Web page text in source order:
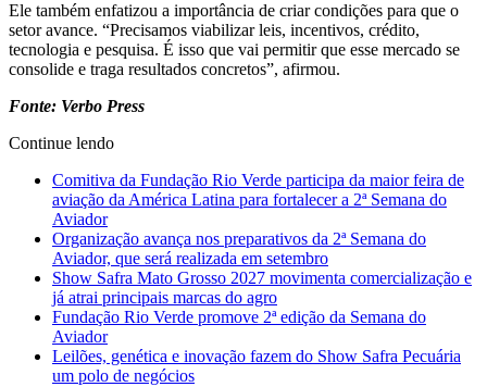
Ele também enfatizou a importância de criar condições para que o
setor avance. “Precisamos viabilizar leis, incentivos, crédito,
tecnologia e pesquisa. É isso que vai permitir que esse mercado se
consolide e traga resultados concretos”, afirmou.
Fonte: Verbo Press
Continue lendo
Comitiva da Fundação Rio Verde participa da maior feira de
aviação da América Latina para fortalecer a 2ª Semana do
Aviador
Organização avança nos preparativos da 2ª Semana do
Aviador, que será realizada em setembro
Show Safra Mato Grosso 2027 movimenta comercialização e
já atrai principais marcas do agro
Fundação Rio Verde promove 2ª edição da Semana do
Aviador
Leilões, genética e inovação fazem do Show Safra Pecuária
um polo de negócios